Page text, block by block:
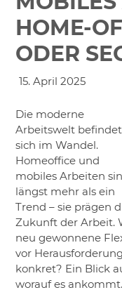
HOME-
ODER
15. April 2025
Die moderne
Arbeitswelt befindet
sich im Wandel.
Homeoffice und
mobiles Arbeiten
längst mehr als ein
Trend – sie prägen
Zukunft der Arbeit.
neu gewonnene
vor
konkret? Ein Blick
worauf es ankommt.